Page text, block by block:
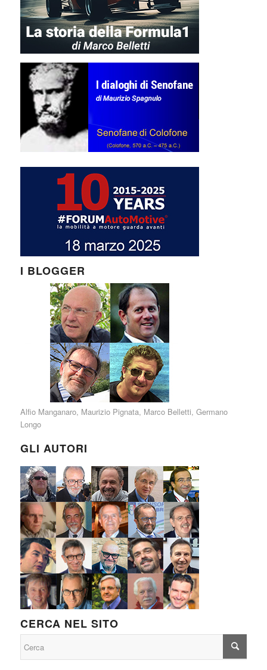
I BLOGGER
Alfio Manganaro, Maurizio Pignata, Marco Belletti, Germano
Longo
GLI AUTORI
CERCA NEL SITO